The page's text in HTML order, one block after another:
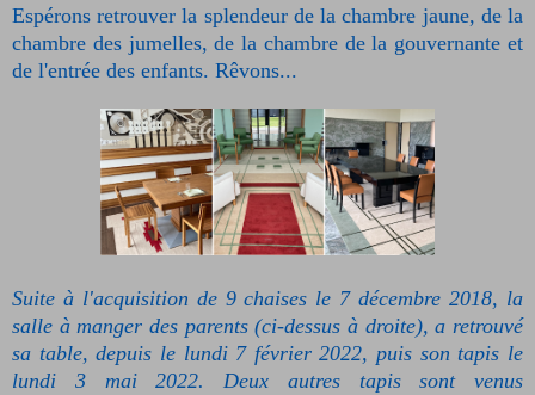
Espérons retrouver la splendeur de la chambre jaune, de la
chambre des jumelles, de la chambre de la gouvernante et
de l'entrée des enfants. Rêvons...
Suite à l'acquisition de 9 chaises le 7 décembre 2018, la
salle à manger des parents (ci-dessus à droite), a retrouvé
sa table, depuis le lundi 7 février 2022, puis son tapis le
lundi 3 mai 2022. Deux autres tapis sont venus